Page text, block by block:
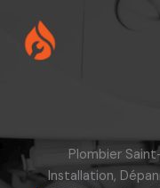
contenu
Plombier
Installation,